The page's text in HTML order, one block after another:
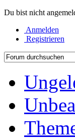
Du bist nicht
Anmelden
Registrieren